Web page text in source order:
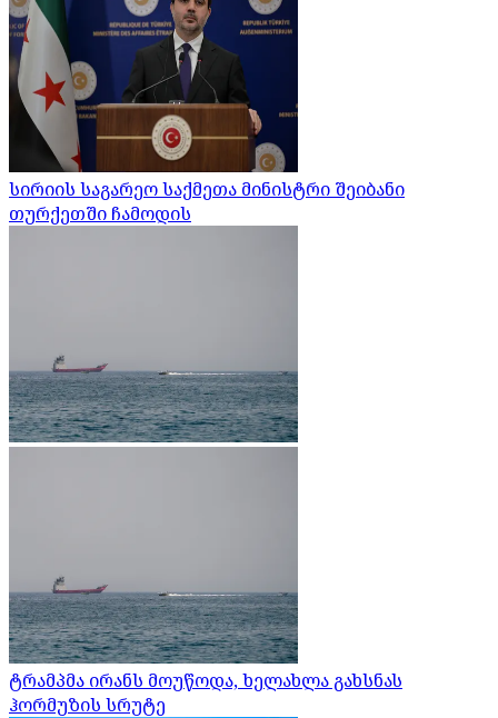
სირიის საგარეო საქმეთა მინისტრი შეიბანი
თურქეთში ჩამოდის
ტრამპმა ირანს მოუწოდა, ხელახლა გახსნას
ჰორმუზის სრუტე